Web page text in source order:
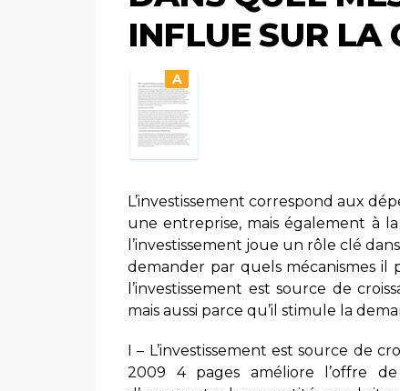
INFLUE SUR LA
A
L’investissement correspond aux
une entreprise, mais également à
l’investissement joue un rôle clé
demander par quels mécanismes il
l’investissement est source de
mais aussi parce qu’il stimule la
I – L’investissement est source de
2009 4 pages améliore l’offre